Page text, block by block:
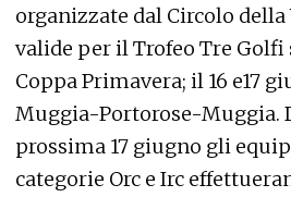
organizzate dal Circolo della
valide per il Trofeo Tre Golfi
Coppa Primavera; il 16 e17
Muggia-Portorose-Muggia.
prossima 17 giugno gli
categorie Orc e Irc